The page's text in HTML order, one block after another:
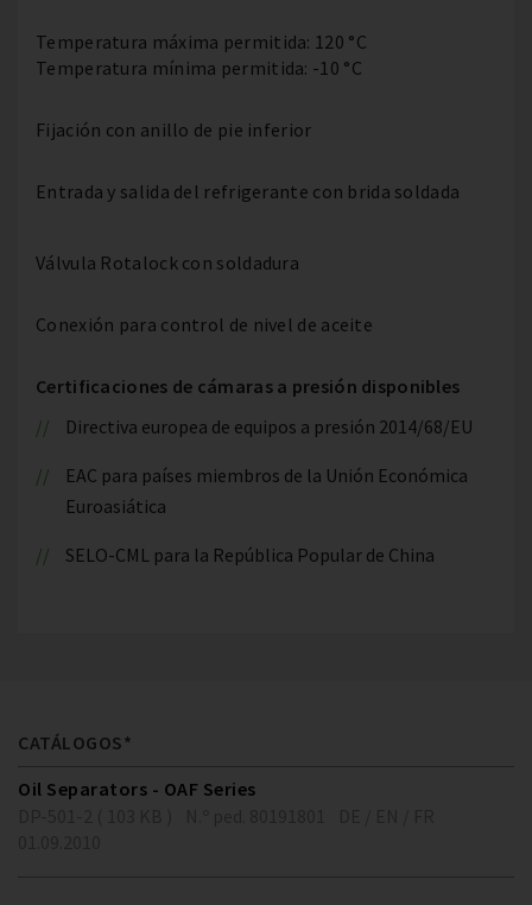
Temperatura máxima permitida: 120 °C
Temperatura mínima permitida: -10 °C
Fijación con anillo de pie inferior
Entrada y salida del refrigerante con brida soldada
Válvula Rotalock con soldadura
Conexión para control de nivel de aceite
Certificaciones de cámaras a presión disponibles
Directiva europea de equipos a presión 2014/68/EU
EAC para países miembros de la Unión Económica
Euroasiática
SELO-CML para la República Popular de China
CATÁLOGOS*
Oil Separators - OAF Series